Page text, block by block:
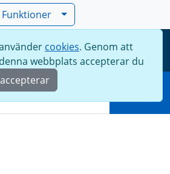
Funktioner
Meny
cookies. Genom att
webbplats accepterar du